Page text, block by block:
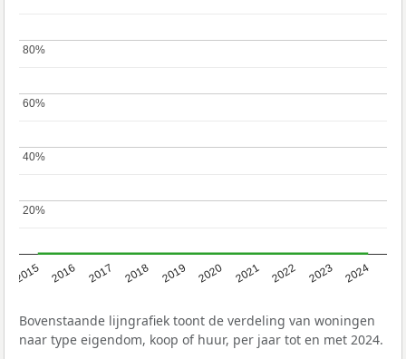
2015 2016 2017 2018 2019 2020 2021 2022 2023 2024
20%
20%
40%
40%
60%
60%
80%
80%
Bovenstaande lijngrafiek toont de verdeling van woningen
naar type eigendom, koop of huur, per jaar tot en met 2024.